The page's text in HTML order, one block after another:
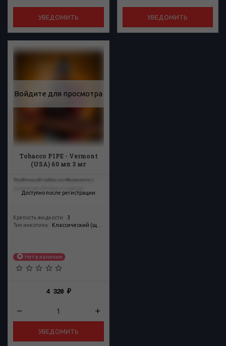
УВЕДОМИТЬ УВЕДОМИТЬ
Войдите для просмотра
Tobacco PIPE - Vermont
(USA) 60 мл 3 мг
Доступно после регистрации
Трубочный табак из Вермонта с
Крепость жидкости: 3
Тип никотина:
Нет в наличии
4 320₽
УВЕДОМИТЬ